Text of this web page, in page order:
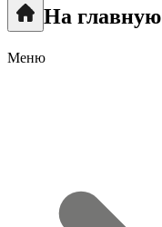
На главную
Меню